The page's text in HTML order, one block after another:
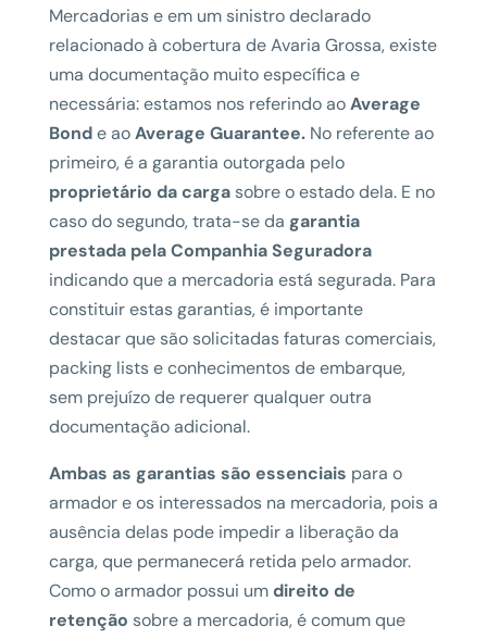
Mercadorias e em um sinistro declarado
relacionado à cobertura de Avaria Grossa, existe
uma documentação muito específica e
necessária: estamos nos referindo aoAverage
Bonde aoAverage Guarantee.No referente ao
primeiro, é a garantia outorgada pelo
proprietário da cargasobre o estado dela. E no
caso do segundo, trata-se da garantia
prestada pela Companhia Seguradora
indicando que a mercadoria está segurada. Para
constituir estas garantias, é importante
destacar que são solicitadas faturas comerciais,
packing lists e conhecimentos de embarque,
sem prejuízo de requerer qualquer outra
documentação adicional.
Ambas as garantias são essenciais para o
armador e os interessados na mercadoria, pois a
ausência delas pode impedir a liberação da
carga, que permanecerá retida pelo armador.
Como o armador possui umdireito de
retenção sobre a mercadoria, é comum que